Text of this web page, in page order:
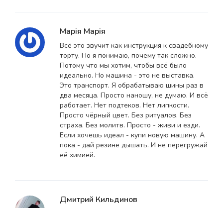
Марія Марія
Всё это звучит как инструкция к свадебному
торту. Но я понимаю, почему так сложно.
Потому что мы хотим, чтобы всё было
идеально. Но машина - это не выставка.
Это транспорт. Я обрабатываю шины раз в
два месяца. Просто наношу, не думаю. И всё
работает. Нет подтеков. Нет липкости.
Просто чёрный цвет. Без ритуалов. Без
страха. Без молитв. Просто - живи и езди.
Если хочешь идеал - купи новую машину. А
пока - дай резине дышать. И не перегружай
её химией.
Дмитрий Кильдинов